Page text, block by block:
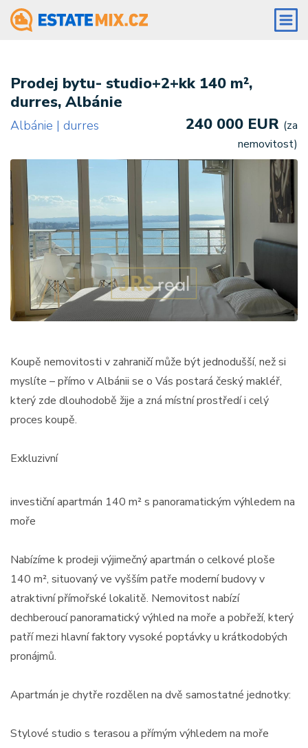
Prodej bytu- studio+2+kk 140 m²,
durres, Albánie
Albánie | durres 240 000 EUR (za
nemovitost)
Koupě nemovitosti v zahraničí může být jednodušší, než si
myslíte – přímo v Albánii se o Vás postará český makléř,
který zde dlouhodobě žije a zná místní prostředí i celý
proces koupě.
Exkluzivní
investiční apartmán 140 m² s panoramatickým výhledem na
moře
Nabízíme k prodeji výjimečný apartmán o celkové ploše
140 m², situovaný ve vyšším patře moderní budovy v
atraktivní přímořské lokalitě. Nemovitost nabízí
dechberoucí panoramatický výhled na moře a pobřeží, který
patří mezi hlavní faktory vysoké poptávky u krátkodobých
pronájmů.
Apartmán je chytře rozdělen na dvě samostatné jednotky:
Stylové studio s terasou a přímým výhledem na moře